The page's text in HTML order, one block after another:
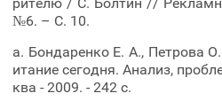
№6. – С. 10.
a. Бондаренко Е. А., Петрова
итание сегодня. Анализ,
ква - 2009. - 242 с.